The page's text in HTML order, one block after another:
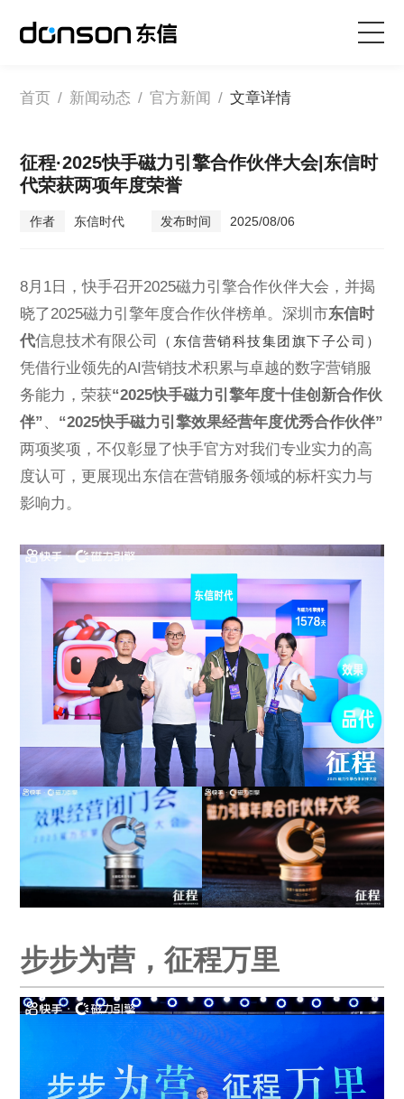
首页
新闻动态
关于东信
ESG
首页 / 新闻动态 / 官方新闻 / 文章详情
征程·2025快手磁力引擎合作伙伴大会|东信时
代荣获两项年度荣誉
作者 东信时代 发布时间 2025/08/06
8月1日，快手召开2025磁力引擎合作伙伴大会，并揭
晓了2025磁力引擎年度合作伙伴榜单。深圳市东信时
代信息技术有限公司 （东信营销科技集团旗下子公司）
凭借行业领先的AI营销技术积累与卓越的数字营销服
务能力，荣获“2025快手磁力引擎年度十佳创新合作伙
伴”、 “2025快手磁力引擎效果经营年度优秀合作伙伴”
两项奖项，不仅彰显了快手官方对我们专业实力的高
度认可，更展现出东信在营销服务领域的标杆实力与
影响力。
步步为营，征程万里